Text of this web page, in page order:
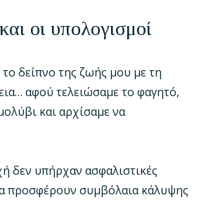
οι υπολογισμοί
δείπνο της ζωής μου με τη
αφού τελειώσαμε το φαγητό,
και αρχίσαμε να
δεν υπήρχαν ασφαλιστικές
προσφέρουν συμβόλαια κάλυψης